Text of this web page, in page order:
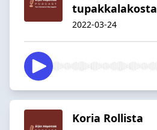
tupakkalakosta
2022-03-24
Koria Rollista